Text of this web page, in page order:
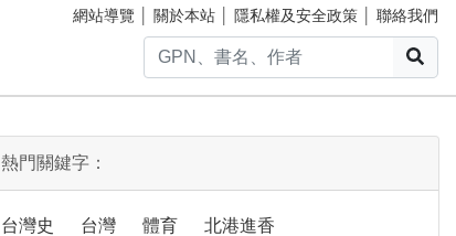
網站導覽 關於本站 隱私權及安全政策 聯絡我們
熱門關鍵字：
台灣史 台灣 體育 北港進香